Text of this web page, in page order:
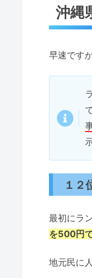
沖縄
早速です
１２
最初にラ
を500円
地元民に